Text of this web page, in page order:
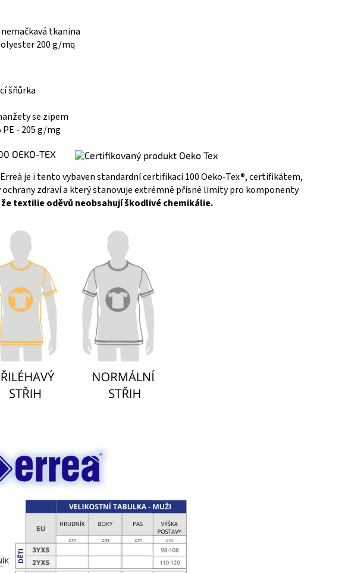
tkanina
200 g/mq
šňůrka
se zipem
PE - 205 g/mg
100 OEKO-TEX
je i tento vybaven standardní certifikací 100 Oeko-Tex®, certifikátem,
zdraví a který stanovuje extrémně přísné limity pro komponenty
textilie oděvů neobsahují škodlivé chemikálie.